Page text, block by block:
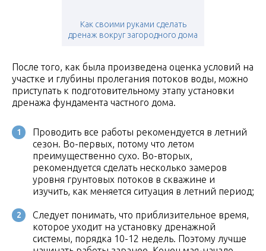
Как своими руками сделать
дренаж вокруг загородного дома
После того, как была произведена оценка условий на
участке и глубины пролегания потоков воды, можно
приступать к подготовительному этапу установки
дренажа фундамента частного дома.
Проводить все работы рекомендуется в летний
сезон. Во-первых, потому что летом
преимущественно сухо. Во-вторых,
рекомендуется сделать несколько замеров
уровня грунтовых потоков в скважине и
изучить, как меняется ситуация в летний период;
Следует понимать, что приблизительное время,
которое уходит на установку дренажной
системы, порядка 10-12 недель. Поэтому лучше